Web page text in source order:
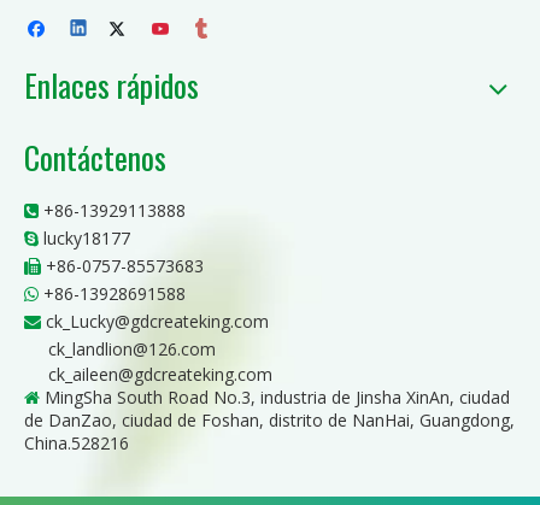
Enlaces rápidos
Contáctenos
 +86-13929113888
 lucky18177
 +86-0757-85573683
 +86-13928691588
 ck_Lucky@gdcreateking.com
ck_landlion@126.com
ck_aileen@gdcreateking.com
 MingSha South Road No.3, industria de Jinsha XinAn, ciudad
de DanZao, ciudad de Foshan, distrito de NanHai, Guangdong,
China.528216